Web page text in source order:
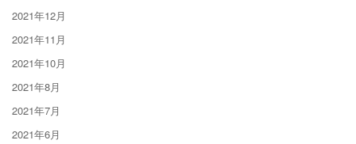
2021年12月
2021年11月
2021年10月
2021年8月
2021年7月
2021年6月